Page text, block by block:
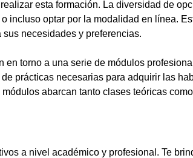
esta formación. La diversidad de
incluso optar por la modalidad en línea.
necesidades y preferencias.
torno a una serie de módulos
prácticas necesarias para adquirir las
abarcan tanto clases teóricas
a nivel académico y profesional. Te